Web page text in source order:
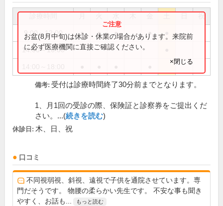
祝
9:00～12:00 ● ● ● ●
14:00～16:00
お盆(8月中旬)は休診・休業の場合があります。来院前
に必ず医療機関に直接ご確認ください。
×閉じる
備考: 受付は診療時間終了30分前までとなります。
1、月1回の受診の際、保険証と診察券をご提出くだ
さい。...(続きを読む)
休診日: 木、日、祝
口コミ
不同視弱視、斜視、遠視で子供を通院させています。専
門だそうです。 物腰の柔らかい先生です。 不安な事も聞き
やすく、お話も...
もっと読む